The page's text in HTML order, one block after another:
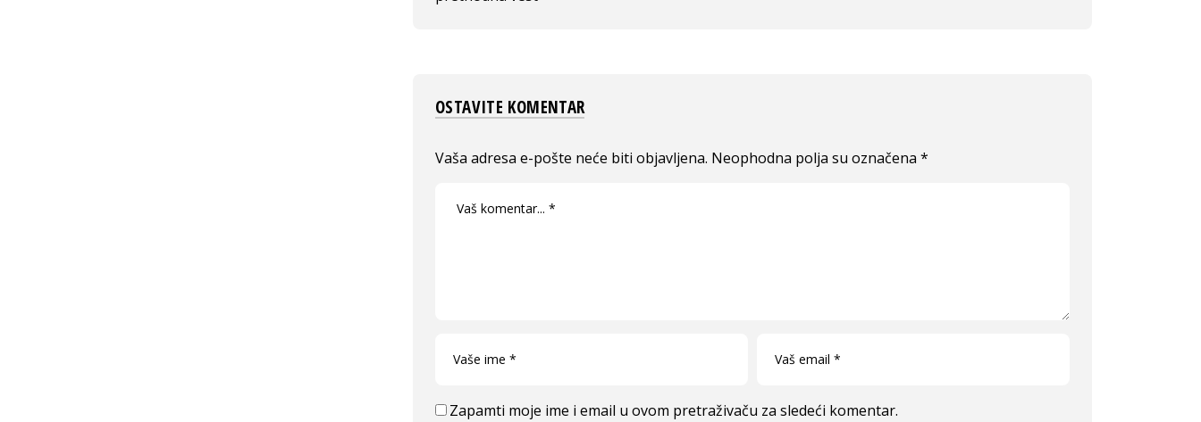
OSTAVITE KOMENTAR
Vaša adresa e-pošte neće biti objavljena. Neophodna polja su označena *
Zapamti moje ime i email u ovom pretraživaču za sledeći komentar.